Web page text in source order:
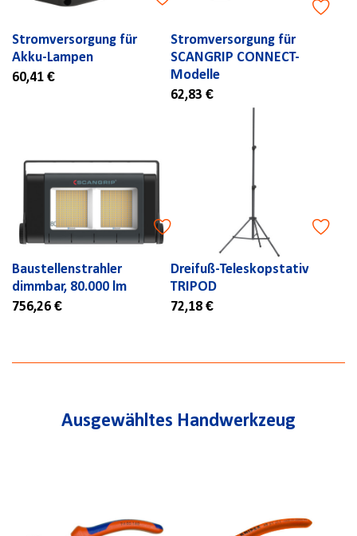
Stromversorgung für
Akku-Lampen
60,41 €
Stromversorgung für
SCANGRIP CONNECT-
Modelle
62,83 €
Baustellenstrahler
dimmbar, 80.000 lm
756,26 €
Dreifuß-Teleskopstativ
TRIPOD
72,18 €
Ausgewähltes Handwerkzeug